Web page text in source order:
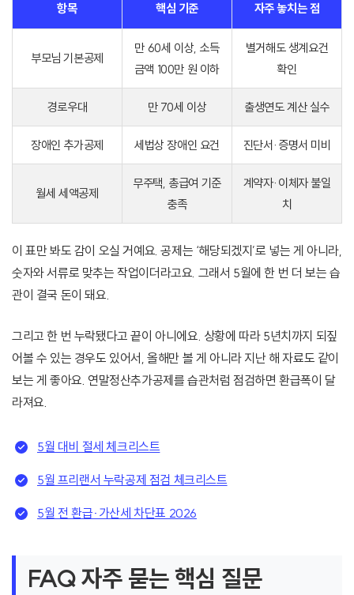
항목 핵심 기준 자주 놓치는 점
부모님 기본공제
만 60세 이상, 소득
금액 100만 원 이하
별거해도 생계요건
확인
경로우대 만 70세 이상 출생연도 계산 실수
장애인 추가공제 세법상 장애인 요건 진단서·증명서 미비
월세 세액공제
무주택, 총급여 기준
충족
계약자·이체자 불일
치
이 표만 봐도 감이 오실 거예요. 공제는 ‘해당되겠지’로 넣는 게 아니라,
숫자와 서류로 맞추는 작업이더라고요. 그래서 5월에 한 번 더 보는 습
관이 결국 돈이 돼요.
그리고 한 번 누락됐다고 끝이 아니에요. 상황에 따라 5년치까지 되짚
어볼 수 있는 경우도 있어서, 올해만 볼 게 아니라 지난 해 자료도 같이
보는 게 좋아요. 연말정산추가공제를 습관처럼 점검하면 환급폭이 달
라져요.
5월 대비 절세 체크리스트
5월 프리랜서 누락공제 점검 체크리스트
5월 전 환급·가산세 차단표 2026
FAQ 자주 묻는 핵심 질문